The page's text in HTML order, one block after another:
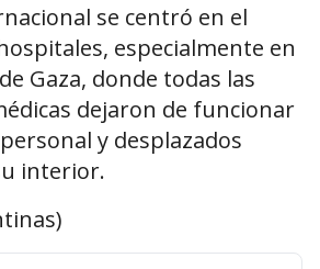
se centró en el
especialmente en
Gaza, donde todas las
dejaron de funcionar
y desplazados
interior.